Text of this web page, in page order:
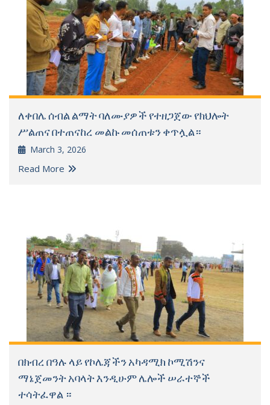
ለቀበሌ ሰብል ልማት ባለሙያዎች የተዘጋጀው የክህሎት
ሥልጠና በተጠናከረ መልኩ መሰጠቱን ቀጥሏል።
March 3, 2026
Read More
በክብረ በዓሉ ላይ የኮሌጃችን አካዳሚክ ኮሚሽንና
ማኔጀመንት አባላት እንዲሁም ሌሎች ሠራተኞች
ተሳትፈዋል ።